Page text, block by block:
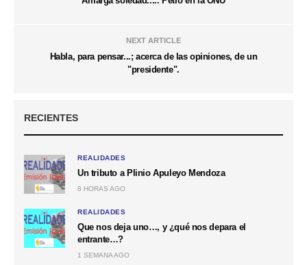
NEXT ARTICLE
Habla, para pensar...; acerca de las opiniones, de un
"presidente".
RECIENTES
REALIDADES
Un tributo a Plinio Apuleyo Mendoza
8 HORAS AGO
REALIDADES
Que nos deja uno…, y ¿qué nos depara el
entrante…?
1 SEMANA AGO